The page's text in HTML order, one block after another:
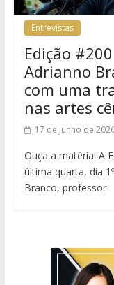
Entrevistas
Edição
Adrianno
com uma
nas artes
17 de junho de
Ouça a matéria! A
última quarta, dia
Branco, professor